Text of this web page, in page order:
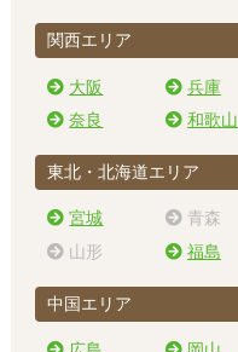
関西エリア
大阪 兵庫
奈良
和歌山
東北・北海道エリア
宮城 青森
山形
福島
中国エリア